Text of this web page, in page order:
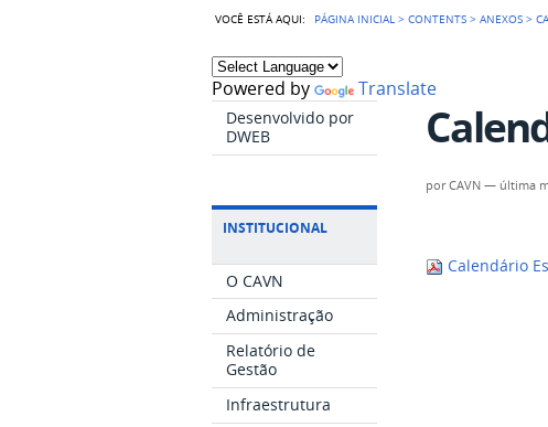
VOCÊ ESTÁ AQUI: PÁGINA INICIAL >CONTENTS >ANEXOS >
Powered by Translate
Desenvolvido por
DWEB
INSTITUCIONAL
O CAVN
Administração
Relatório de
Gestão
Infraestrutura
porCAVN — última
Calendário